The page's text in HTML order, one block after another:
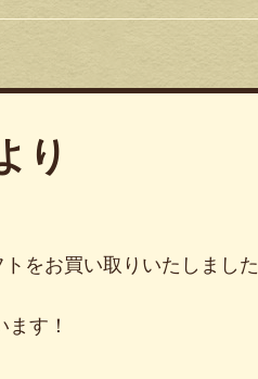
り
をお買い取りいたしました
す！